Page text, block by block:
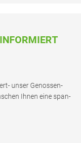
unser Genos­sen­
Ihnen eine span­
07/2026